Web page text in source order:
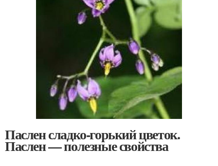
Паслен сладко-горький цветок.
Паслен — полезные свойства